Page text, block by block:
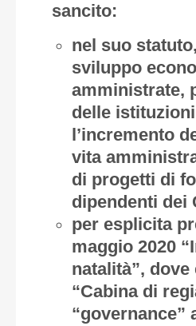
sancito:
nel suo
sviluppo
amministrate,
delle
l’incremento
vita
di progetti di
dipendenti dei
per esplicita
maggio 2020
natalità”,
“Cabina di
“governance”